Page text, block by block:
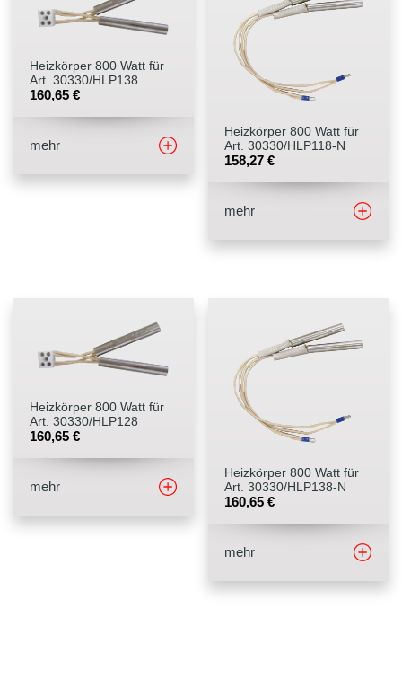
Heizkörper 800 Watt für
Art. 30330/HLP138
160,65 €
mehr
Heizkörper 800 Watt für
Art. 30330/HLP118-N
158,27€
mehr
Heizkörper 800 Watt für
Art. 30330/HLP128
160,65 €
mehr
Heizkörper 800 Watt für
Art. 30330/HLP138-N
160,65€
mehr